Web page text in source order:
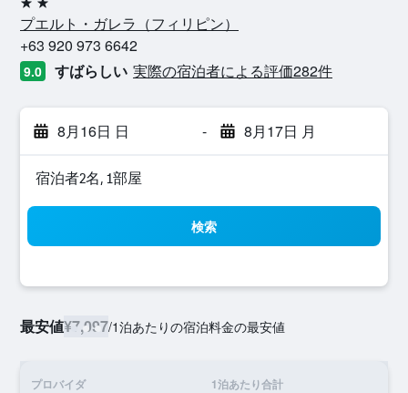
2つ星
プエルト・ガレラ​（フィリピン​）​
+63 920 973 6642
9.0 すばらしい 実際の宿泊者による評価282​件
8月16日 日 - 8月17日 月
宿泊者2名, 1​部屋
検索
最安値¥7,097/1泊あたりの宿泊料金の最安値
プロバイダ 1泊あたり合計